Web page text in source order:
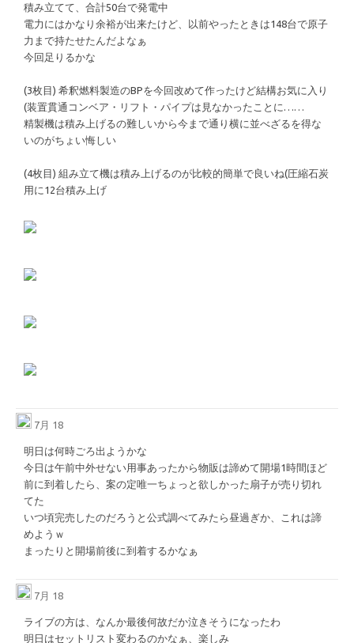
積み立てて、合計50台で発電中
電力にはかなり余裕が出来たけど、以前やったときは148台で原子
力まで持たせたんだよなぁ
今回足りるかな
(3枚目) 希釈燃料製造のBPを今回改めて作ったけど結構お気に入り
(装置貫通コンベア・リフト・パイプは見なかったことに……
精製機は積み上げるの難しいから今まで通り横に並べざるを得な
いのがちょい悔しい
(4枚目) 組み立て機は積み上げるのが比較的簡単で良いね(圧縮石炭
用に12台積み上げ
7月 18
明日は何時ごろ出ようかな
今日は午前中外せない用事あったから物販は諦めて開場1時間ほど
前に到着したら、案の定唯一ちょっと欲しかった扇子が売り切れ
てた
いつ頃完売したのだろうと公式調べてみたら昼過ぎか、これは諦
めようｗ
まったりと開場前後に到着するかなぁ
7月 18
ライブの方は、なんか最後何故だか泣きそうになったわ
明日はセットリスト変わるのかなぁ、楽しみ